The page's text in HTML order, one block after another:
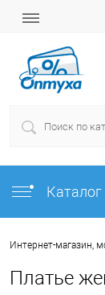
Интернет-магазин,
Платье